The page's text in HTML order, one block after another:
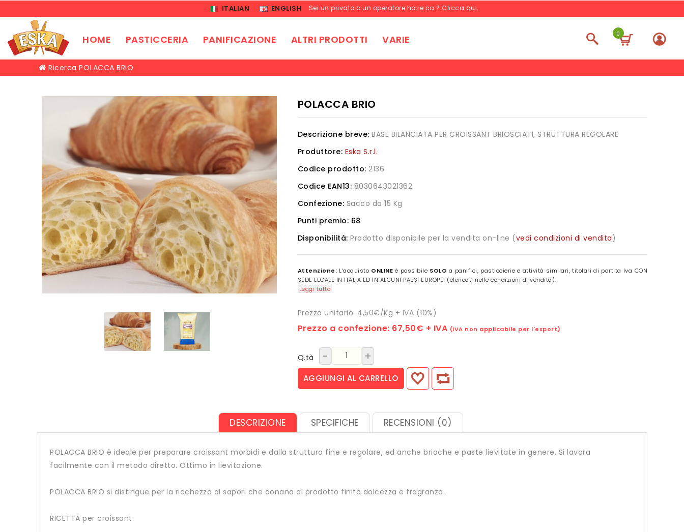
ITALIAN ENGLISH Sei un privato o un operatore ho.re.ca.? Clicca qui.
0
HOME PASTICCERIA PANIFICAZIONE ALTRI PRODOTTI VARIE
Ricerca POLACCA BRIO
POLACCA BRIO
Descrizione breve: BASE BILANCIATA PER CROISSANT BRIOSCIATI, STRUTTURA REGOLARE
Produttore: Eska S.r.l.
Codice prodotto: 2136
Codice EAN13: 8030643021362
Confezione: Sacco da 15 Kg
Punti premio: 68
Disponibilità: Prodotto disponibile per la vendita on-line (vedi condizioni di vendita)
Attenzione: L’acquisto ONLINE è possibile SOLOa panifici, pasticcierie e attività similari, titolari di partita Iva CON
SEDE LEGALE IN ITALIA ED IN ALCUNI PAESI EUROPEI (elencati nelle condizioni di vendita).
Leggi tutto
Prezzo unitario: 4,50€/Kg + IVA (10%)
Prezzo a confezione: 67,50€ + IVA (IVA non applicabile per l'export)
Q.tà - +
AGGIUNGI AL CARRELLO
DESCRIZIONE SPECIFICHE RECENSIONI (0)
POLACCA BRIO è ideale per preparare croissant morbidi e dalla struttura fine e regolare, ed anche brioche e paste lievitate in genere. Si lavora
facilmente con il metodo diretto. Ottimo in lievitazione.
POLACCA BRIO si distingue per la ricchezza di sapori che donano al prodotto finito dolcezza e fragranza.
RICETTA per croissant: